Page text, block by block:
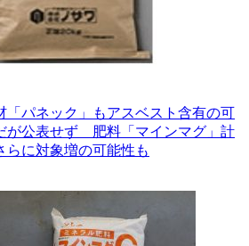
「パネック」もアスベスト含有の可
が公表せず 肥料「マインマグ」計
に対象増の可能性も